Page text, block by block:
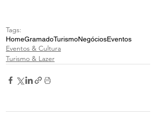
Tags:
HomeGramadoTurismoNegóciosEventos
Eventos & Cultura
Turismo & Lazer